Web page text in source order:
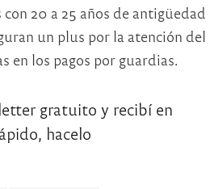
20 a 25 años de antigüedad
un plus por la atención del
en los pagos por guardias.
gratuito y recibí en
hacelo